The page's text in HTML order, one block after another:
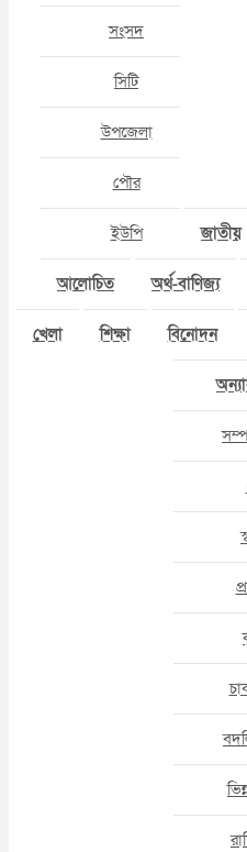
সংসদ
সিটি
উপজেলা
পৌর
ইউপি জাতীয়
আলোচিত অর্থ-বাণিজ্য
খেলা শিক্ষা বিনোদন